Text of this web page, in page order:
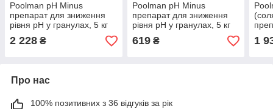
Poolman pH Minus
препарат для зниження
рівня pH у гранулах, 5 кг
2 228 ₴
Poolman pH Minus
препарат для зниження
рівня pH у гранулах, 5 кг
619₴ 1
Про нас
100% позитивних з 36 відгуків за рік